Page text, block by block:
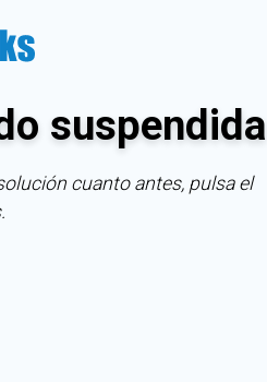
suspendida
cuanto antes, pulsa el